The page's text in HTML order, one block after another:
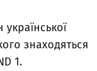
української
знаходяться
1.